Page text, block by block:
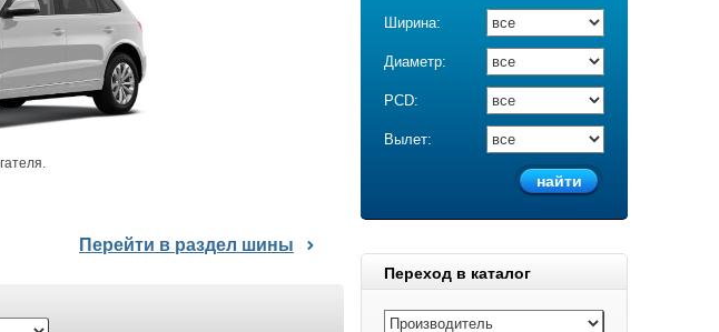
Ширина:
Диаметр:
PCD:
Вылет:
Переход в каталог
Перейти в раздел шины